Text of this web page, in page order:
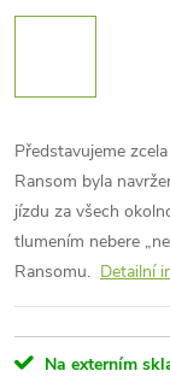
Představujeme
Ransom byla
jízdu za všech
tlumením nebere
Ransomu. Detailní
Na externím